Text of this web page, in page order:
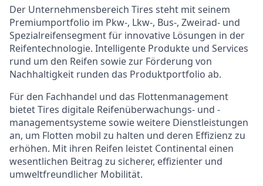
Der Unternehmensbereich Tires steht mit seinem
Premiumportfolio im Pkw-, Lkw-, Bus-, Zweirad- und
Spezialreifensegment für innovative Lösungen in der
Reifentechnologie. Intelligente Produkte und Services
rund um den Reifen sowie zur Förderung von
Nachhaltigkeit runden das Produktportfolio ab.
Für den Fachhandel und das Flottenmanagement
bietet Tires digitale Reifenüberwachungs- und -
managementsysteme sowie weitere Dienstleistungen
an, um Flotten mobil zu halten und deren Effizienz zu
erhöhen. Mit ihren Reifen leistet Continental einen
wesentlichen Beitrag zu sicherer, effizienter und
umweltfreundlicher Mobilität.